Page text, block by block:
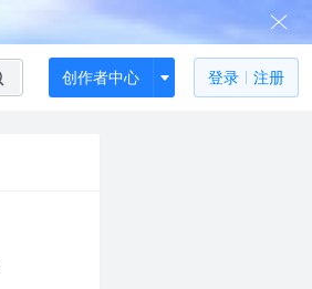
创作者中心 登录 注册